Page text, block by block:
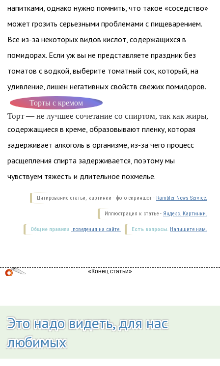
напитками, однако нужно помнить, что такое «соседство»
может грозить серьезными проблемами с пищеварением.
Все из-за некоторых видов кислот, содержащихся в
помидорах. Если уж вы не представляете праздник без
томатов с водкой, выберите томатный сок, который, на
удивление, лишен негативных свойств свежих помидоров.
Торты с кремом
Торт — не лучшее сочетание со спиртом, так как жиры,
содержащиеся в креме, образовывают пленку, которая
задерживает алкоголь в организме, из-за чего процесс
расщепления спирта задерживается, поэтому мы
чувствуем тяжесть и длительное похмелье.
Цитирование статьи, картинки - фото скриншот - Rambler News Service.
Иллюстрация к статье - Яндекс. Картинки.
Есть вопросы. Напишите нам.
Общие правила поведения на сайте.
Это надо видеть, для нас
любимых